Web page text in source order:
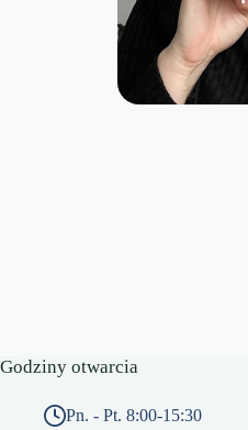
Godziny otwarcia
Pn. - Pt. 8:00-15:30